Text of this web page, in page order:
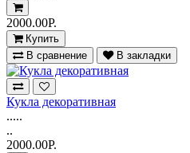
2000.00Р.
Купить
В сравнение
В закладки
Кукла декоративная
.....
..
2000.00Р.